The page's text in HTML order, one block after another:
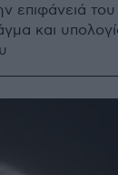
επιφάνειά του
και